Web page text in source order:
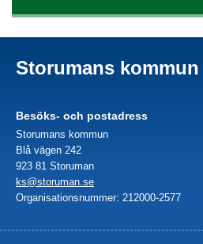
Storumans kommun
Besöks- och postadress
Storumans kommun
Blå vägen 242
923 81 Storuman
ks@storuman.se
Organisationsnummer: 212000-2577